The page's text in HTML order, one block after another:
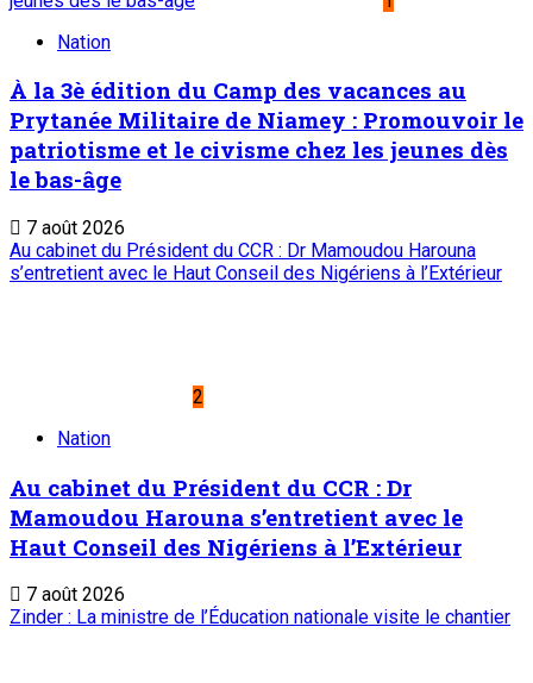
Nation
À la 3è édition du Camp des vacances au
Prytanée Militaire de Niamey : Promouvoir le
patriotisme et le civisme chez les jeunes dès
le bas-âge
7 août 2026
Au cabinet du Président du CCR : Dr Mamoudou Harouna
s’entretient avec le Haut Conseil des Nigériens à l’Extérieur
2
Nation
Au cabinet du Président du CCR : Dr
Mamoudou Harouna s’entretient avec le
Haut Conseil des Nigériens à l’Extérieur
7 août 2026
Zinder : La ministre de l’Éducation nationale visite le chantier